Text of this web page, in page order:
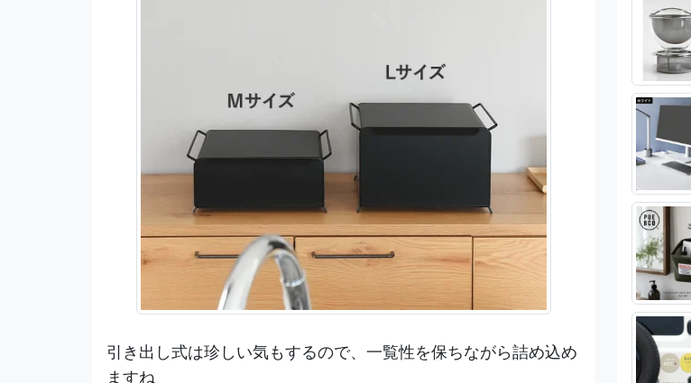
引き出し式は珍しい気もするので、一覧性を保ちながら詰め込め
ますね